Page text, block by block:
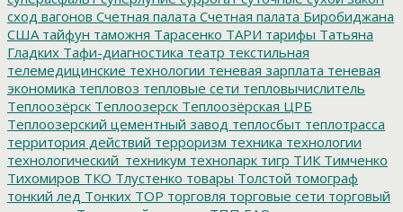
сход вагонов Счетная палата Счетная палата Биробиджана
США тайфун таможня Тарасенко ТАРИ тарифы Татьяна
Гладких Тафи-диагностика театр текстильная
телемедицинские технологии теневая зарплата теневая
экономика тепловоз тепловые сети тепловычислитель
Теплоозёрск Теплоозерск Теплоозёрская ЦРБ
Теплоозерский цементный завод теплосбыт теплотрасса
территория действий терроризм техника технологии
технологический_техникум технопарк тигр ТИК Тимченко
Тихомиров ТКО Тлустенко товары Толстой томограф
тонкий лед Тонких ТОР торговля торговые сети торговый